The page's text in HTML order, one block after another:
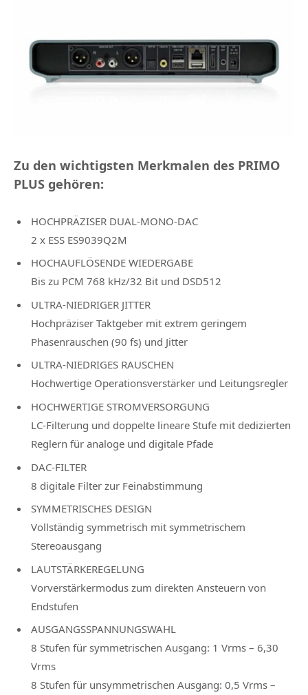
Zu den wichtigsten Merkmalen des PRIMO
PLUS gehören:
HOCHPRÄZISER DUAL-MONO-DAC
2 x ESS ES9039Q2M
HOCHAUFLÖSENDE WIEDERGABE
Bis zu PCM 768 kHz/32 Bit und DSD512
ULTRA-NIEDRIGER JITTER
Hochpräziser Taktgeber mit extrem geringem
Phasenrauschen (90 fs) und Jitter
ULTRA-NIEDRIGES RAUSCHEN
Hochwertige Operationsverstärker und Leitungsregler
HOCHWERTIGE STROMVERSORGUNG
LC-Filterung und doppelte lineare Stufe mit dedizierten
Reglern für analoge und digitale Pfade
DAC-FILTER
8 digitale Filter zur Feinabstimmung
SYMMETRISCHES DESIGN
Vollständig symmetrisch mit symmetrischem
Stereoausgang
LAUTSTÄRKEREGELUNG
Vorverstärkermodus zum direkten Ansteuern von
Endstufen
AUSGANGSSPANNUNGSWAHL
8 Stufen für symmetrischen Ausgang: 1 Vrms – 6,30
Vrms
8 Stufen für unsymmetrischen Ausgang: 0,5 Vrms –